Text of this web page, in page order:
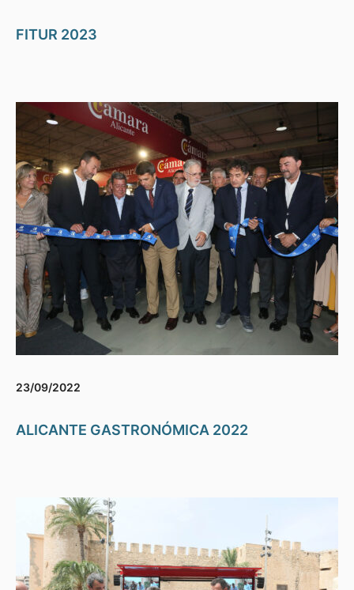
FITUR 2023
23/09/2022
ALICANTE GASTRONÓMICA 2022